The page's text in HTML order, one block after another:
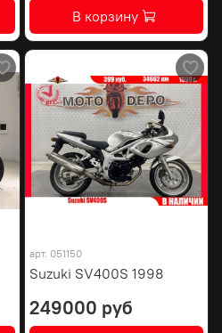
В корзину
арт. 051150
Suzuki SV400S 1998
249000 руб